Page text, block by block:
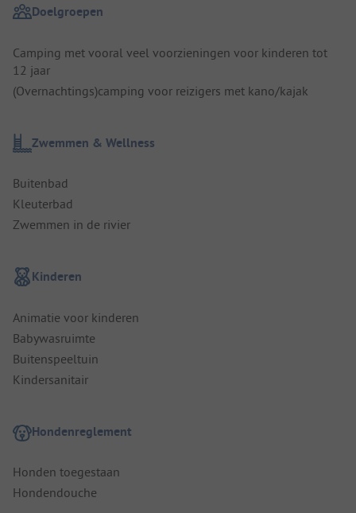
Doelgroepen
Camping met vooral veel voorzieningen voor kinderen tot
12 jaar
(Overnachtings)camping voor reizigers met kano/kajak
Zwemmen & Wellness
Buitenbad
Kleuterbad
Zwemmen in de rivier
Kinderen
Animatie voor kinderen
Babywasruimte
Buitenspeeltuin
Kindersanitair
Hondenreglement
Honden toegestaan
Hondendouche